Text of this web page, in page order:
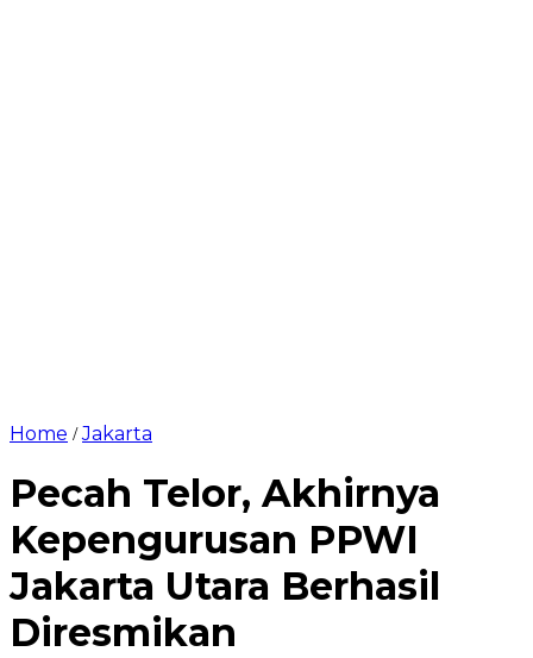
Home /Jakarta
Pecah Telor, Akhirnya
Kepengurusan PPWI
Jakarta Utara Berhasil
Diresmikan